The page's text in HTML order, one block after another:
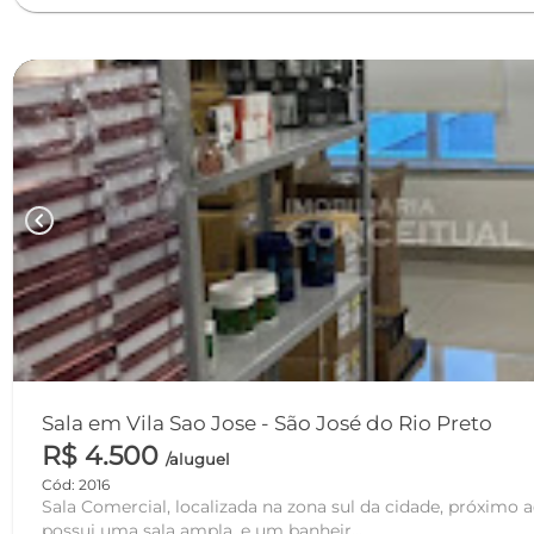
chevron_left
Sala em Vila Sao Jose - São José do Rio Preto
R$ 4.500 /aluguel
Cód: 2016
Sala Comercial, localizada na zona sul da cidade, próximo